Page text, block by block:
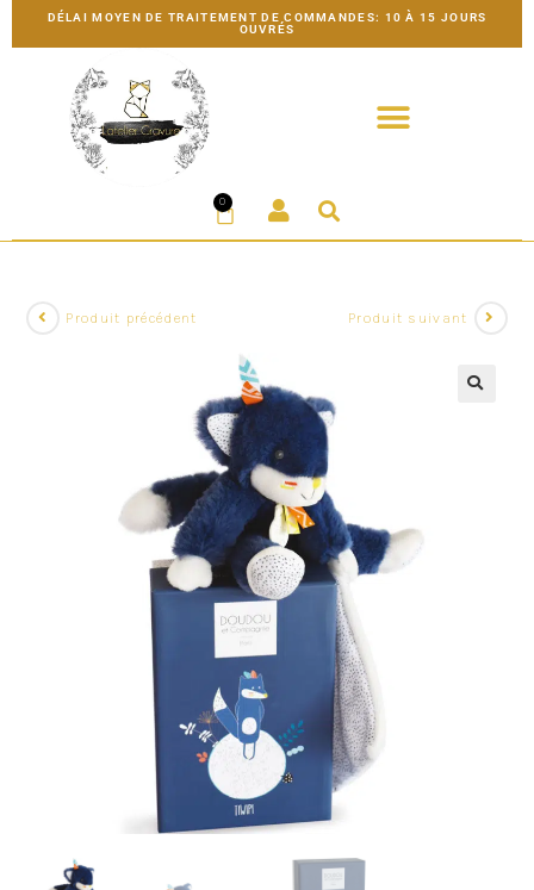
DÉLAI MOYEN DE TRAITEMENT DE COMMANDES: 10 À 15 JOURS
OUVRÉS
0
Produit précédent Produit suivant